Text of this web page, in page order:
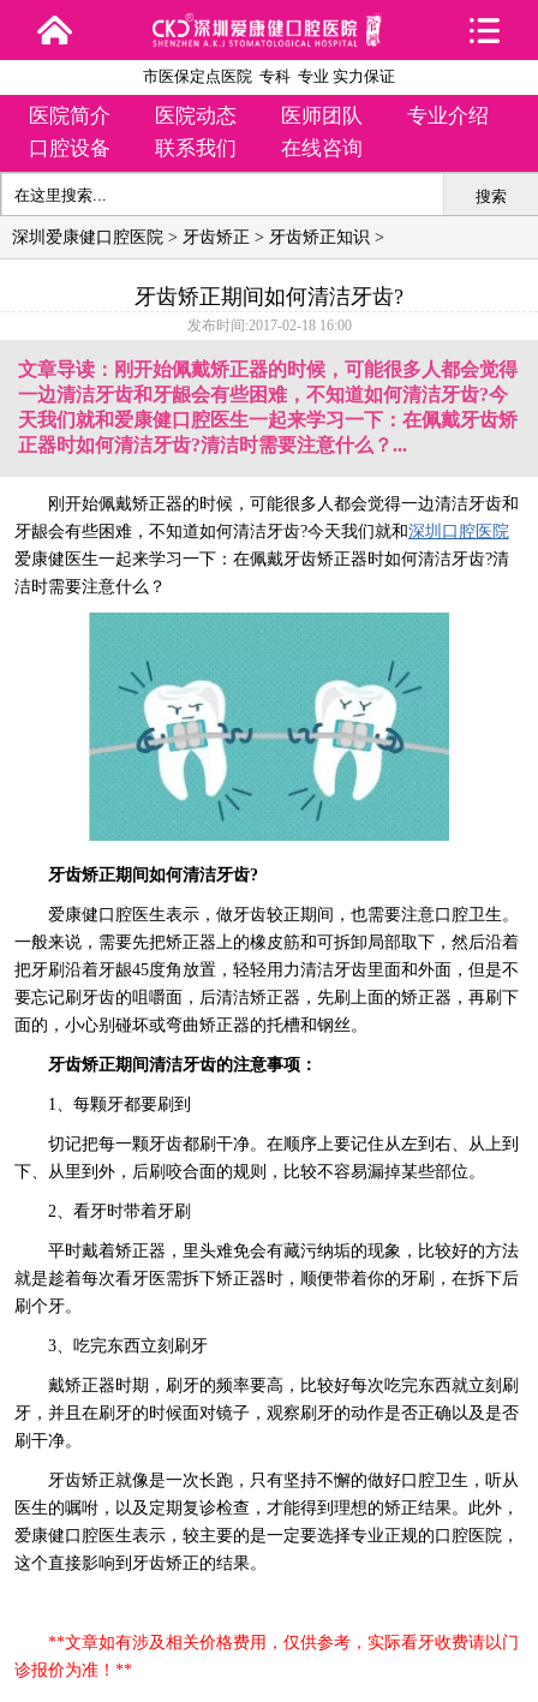
市医保定点医院 专科 专业 实力保证
医院简介 医院动态 医师团队
专业介绍
口腔设备
联系我们 在线咨询
搜索
深圳爱康健口腔医院 > 牙齿矫正 > 牙齿矫正知识 >
牙齿矫正期间如何清洁牙齿?
发布时间:2017-02-18 16:00
文章导读：刚开始佩戴矫正器的时候，可能很多人都会觉得
一边清洁牙齿和牙龈会有些困难，不知道如何清洁牙齿?今
天我们就和爱康健口腔医生一起来学习一下：在佩戴牙齿矫
正器时如何清洁牙齿?清洁时需要注意什么？...
刚开始佩戴矫正器的时候，可能很多人都会觉得一边清洁牙齿和
牙龈会有些困难，不知道如何清洁牙齿?今天我们就和深圳口腔医院
爱康健医生一起来学习一下：在佩戴牙齿矫正器时如何清洁牙齿?清
洁时需要注意什么？
牙齿矫正期间如何清洁牙齿?
爱康健口腔医生表示，做牙齿较正期间，也需要注意口腔卫生。
一般来说，需要先把矫正器上的橡皮筋和可拆卸局部取下，然后沿着
把牙刷沿着牙龈45度角放置，轻轻用力清洁牙齿里面和外面，但是不
要忘记刷牙齿的咀嚼面，后清洁矫正器，先刷上面的矫正器，再刷下
面的，小心别碰坏或弯曲矫正器的托槽和钢丝。
牙齿矫正期间清洁牙齿的注意事项：
1、每颗牙都要刷到
切记把每一颗牙齿都刷干净。在顺序上要记住从左到右、从上到
下、从里到外，后刷咬合面的规则，比较不容易漏掉某些部位。
2、看牙时带着牙刷
平时戴着矫正器，里头难免会有藏污纳垢的现象，比较好的方法
就是趁着每次看牙医需拆下矫正器时，顺便带着你的牙刷，在拆下后
刷个牙。
3、吃完东西立刻刷牙
戴矫正器时期，刷牙的频率要高，比较好每次吃完东西就立刻刷
牙，并且在刷牙的时候面对镜子，观察刷牙的动作是否正确以及是否
刷干净。
牙齿矫正就像是一次长跑，只有坚持不懈的做好口腔卫生，听从
医生的嘱咐，以及定期复诊检查，才能得到理想的矫正结果。此外，
爱康健口腔医生表示，较主要的是一定要选择专业正规的口腔医院，
这个直接影响到牙齿矫正的结果。
**文章如有涉及相关价格费用，仅供参考，实际看牙收费请以门
诊报价为准！**